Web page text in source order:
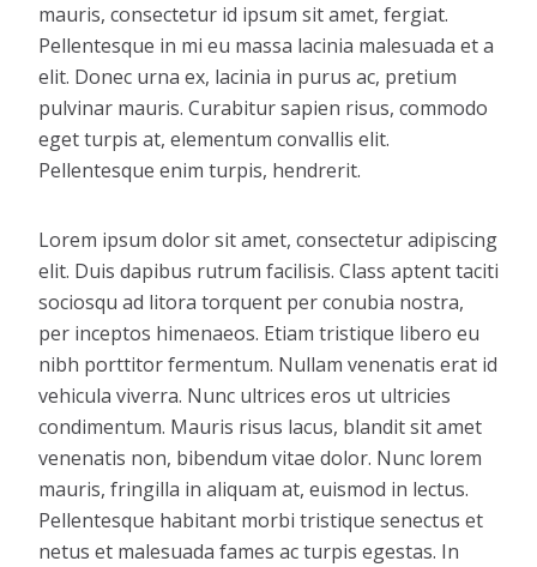
mauris, consectetur id ipsum sit amet, fergiat.
Pellentesque in mi eu massa lacinia malesuada et a
elit. Donec urna ex, lacinia in purus ac, pretium
pulvinar mauris. Curabitur sapien risus, commodo
eget turpis at, elementum convallis elit.
Pellentesque enim turpis, hendrerit.
Lorem ipsum dolor sit amet, consectetur adipiscing
elit. Duis dapibus rutrum facilisis. Class aptent taciti
sociosqu ad litora torquent per conubia nostra,
per inceptos himenaeos. Etiam tristique libero eu
nibh porttitor fermentum. Nullam venenatis erat id
vehicula viverra. Nunc ultrices eros ut ultricies
condimentum. Mauris risus lacus, blandit sit amet
venenatis non, bibendum vitae dolor. Nunc lorem
mauris, fringilla in aliquam at, euismod in lectus.
Pellentesque habitant morbi tristique senectus et
netus et malesuada fames ac turpis egestas. In